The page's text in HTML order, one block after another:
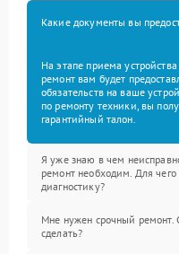
Какие документы вы
На этапе приема
ремонт вам будет
обязательств на ваше
по ремонту техники, вы
гарантийный талон.
Я уже знаю в чем
ремонт необходим. Для чего
диагностику?
Мне нужен срочный ремонт.
сделать?